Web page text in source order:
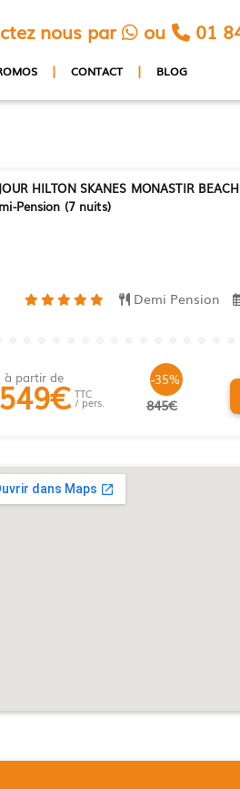
| CONTACT | BLOG
nous par ou 01
HILTON SKANES MONASTIR
Pension (7 nuits)
Demi Pension
à partir de
549€ TTC
/ pers.
-35%
845€